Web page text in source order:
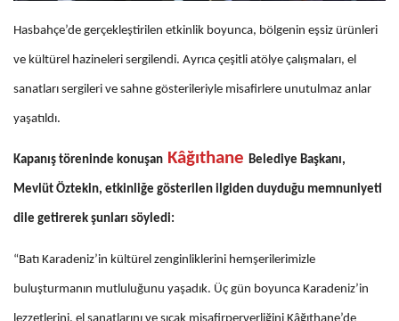
Hasbahçe’de gerçekleştirilen etkinlik boyunca, bölgenin eşsiz ürünleri
ve kültürel hazineleri sergilendi. Ayrıca çeşitli atölye çalışmaları, el
sanatları sergileri ve sahne gösterileriyle misafirlere unutulmaz anlar
yaşatıldı.
Kapanış töreninde konuşan Kâğıthane Belediye Başkanı,
Mevlüt Öztekin, etkinliğe gösterilen ilgiden duyduğu memnuniyeti
dile getirerek şunları söyledi:
“Batı Karadeniz’in kültürel zenginliklerini hemşerilerimizle
buluşturmanın mutluluğunu yaşadık. Üç gün boyunca Karadeniz’in